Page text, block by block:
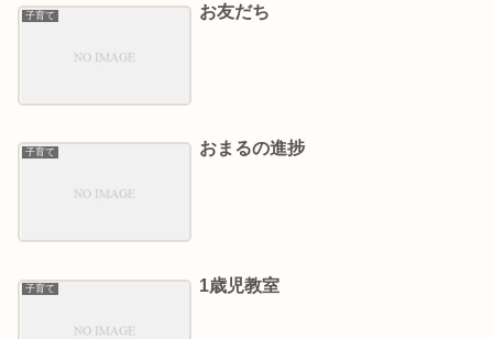
子育て お友だち
子育て おまるの進捗
子育て 1歳児教室